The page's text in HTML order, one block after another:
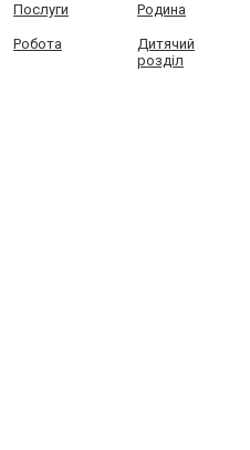
Послуги Родина
Робота
Дитячий
розділ